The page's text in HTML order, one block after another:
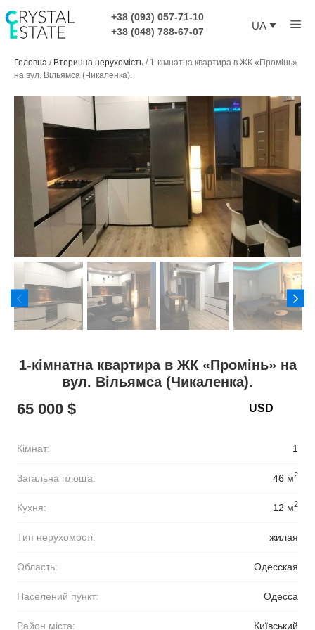
до
контенту
+38 (093) 057-71-10
+38 (048) 788-67-07
UA
Головна / Вторинна нерухомість / 1-кімнатна квартира в ЖК «Промінь»
на вул. Вільямса (Чикаленка).
1-кімнатна квартира в ЖК «Промінь» на
вул. Вільямса (Чикаленка).
65 000 $
Кімнат: 1
Загальна площа: 46 м2
Кухня: 12 м2
Тип нерухомості: жилая
Область: Одесская
Населений пункт: Одесса
Район міста: Київський